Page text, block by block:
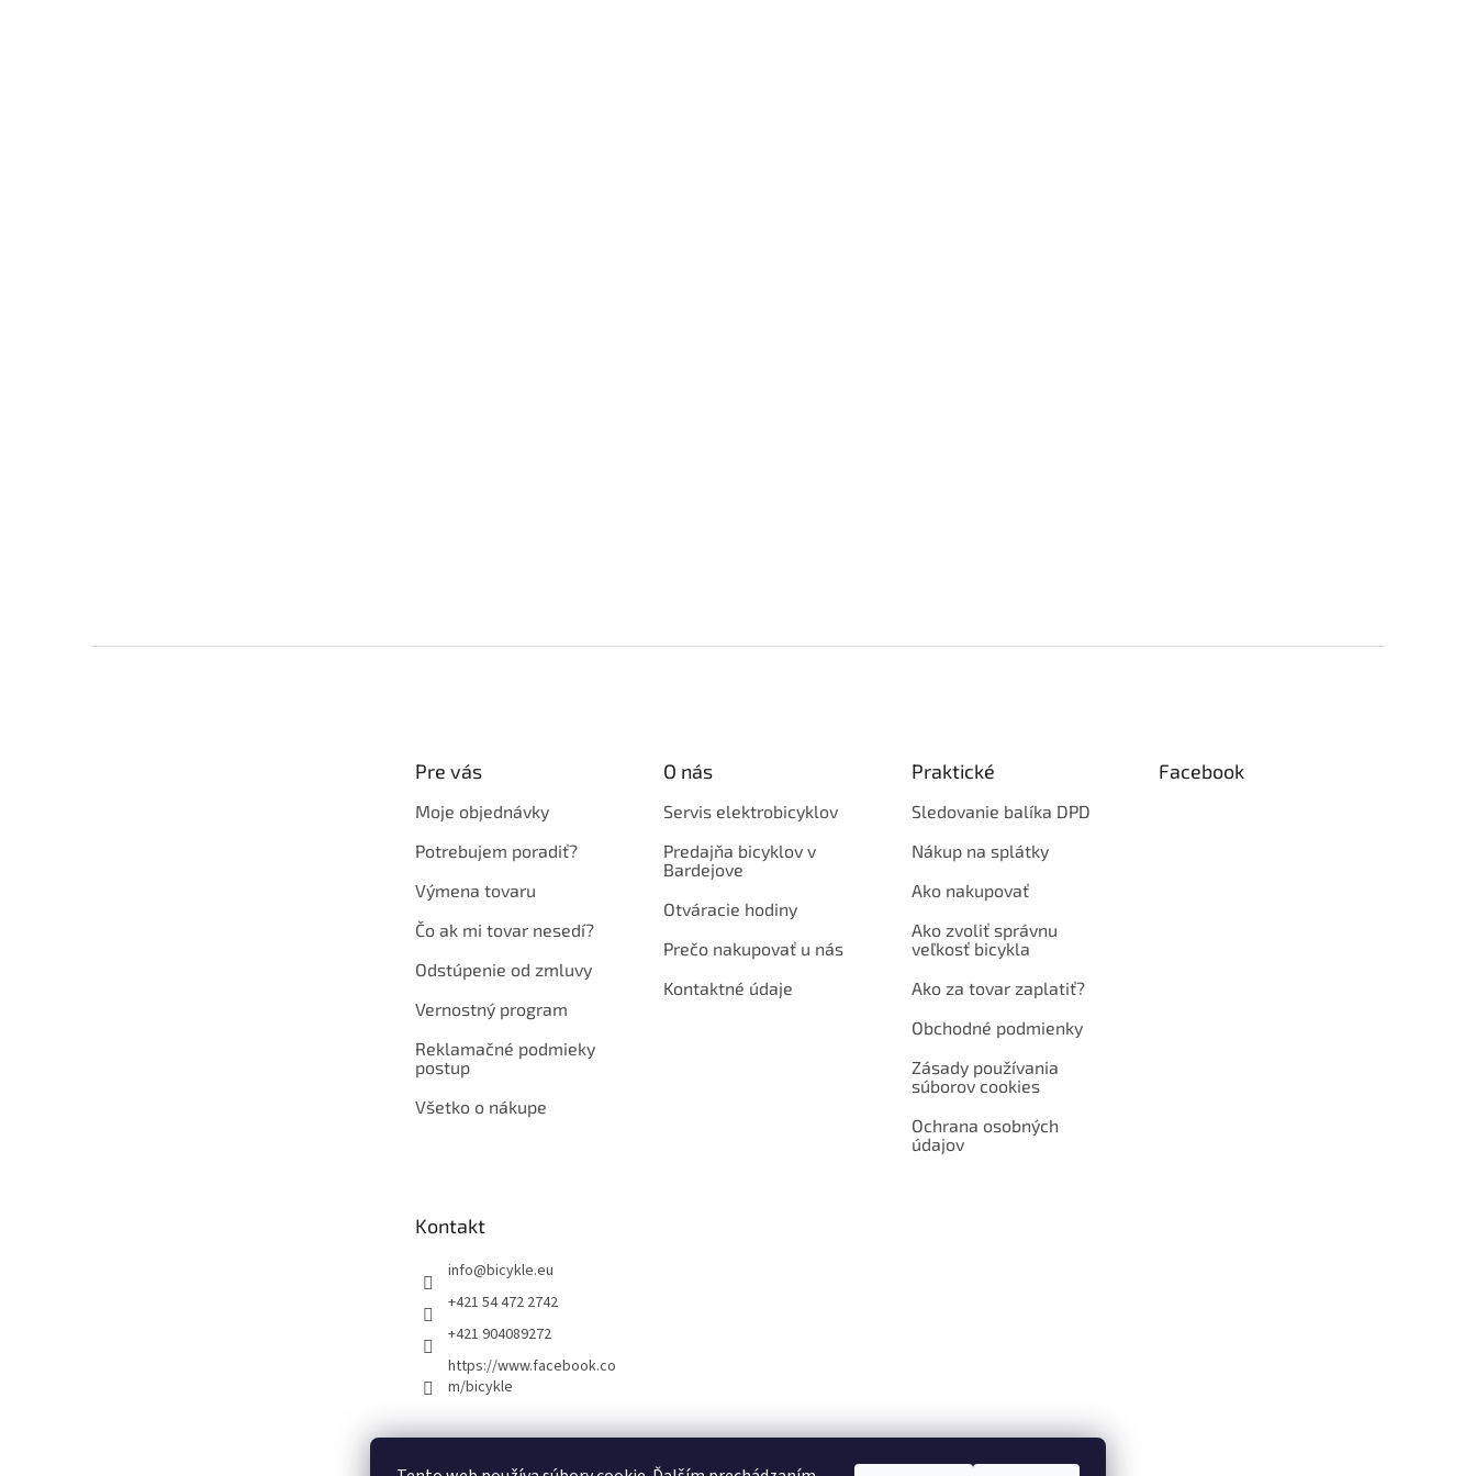
Pre vás
Moje objednávky
Potrebujem poradiť?
Výmena tovaru
Čo ak mi tovar nesedí?
Odstúpenie od zmluvy
Vernostný program
Reklamačné podmieky
postup
Všetko o nákupe
O nás
Servis elektrobicyklov
Predajňa bicyklov v
Bardejove
Otváracie hodiny
Prečo nakupovať u nás
Kontaktné údaje
Praktické
Sledovanie balíka DPD
Nákup na splátky
Ako nakupovať
Ako zvoliť správnu
veľkosť bicykla
Ako za tovar zaplatiť?
Obchodné podmienky
Zásady používania
súborov cookies
Ochrana osobných
údajov
Facebook
Kontakt
info@bicykle.eu
+421 54 472 2742
+421 904089272
https://www.facebook.co
m/bicykle